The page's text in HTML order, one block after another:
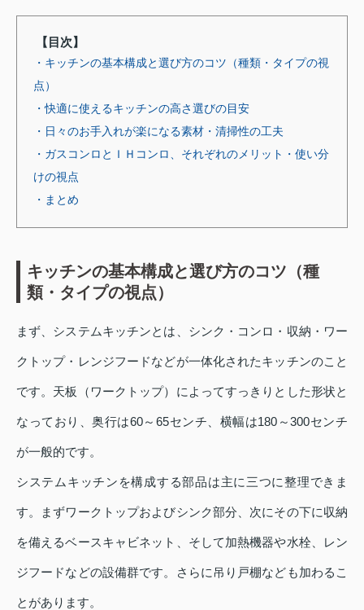
【目次】
・キッチンの基本構成と選び方のコツ（種類・タイプの視
点）
・快適に使えるキッチンの高さ選びの目安
・日々のお手入れが楽になる素材・清掃性の工夫
・ガスコンロとＩＨコンロ、それぞれのメリット・使い分
けの視点
・まとめ
キッチンの基本構成と選び方のコツ（種
類・タイプの視点）
まず、システムキッチンとは、シンク・コンロ・収納・ワー
クトップ・レンジフードなどが一体化されたキッチンのこと
です。天板（ワークトップ）によってすっきりとした形状と
なっており、奥行は60～65センチ、横幅は180～300センチ
が一般的です。
システムキッチンを構成する部品は主に三つに整理できま
す。まずワークトップおよびシンク部分、次にその下に収納
を備えるベースキャビネット、そして加熱機器や水栓、レン
ジフードなどの設備群です。さらに吊り戸棚なども加わるこ
とがあります。